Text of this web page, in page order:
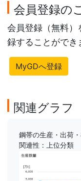
会員登録の
会員登録（無料）
録することができ
MyGDへ登録
関連グラフ
鋼帯の生産・出荷
関連性：上位分類